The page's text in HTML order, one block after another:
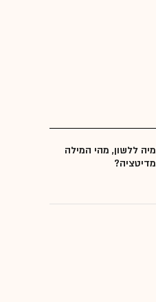
ללשון, מהי המילה